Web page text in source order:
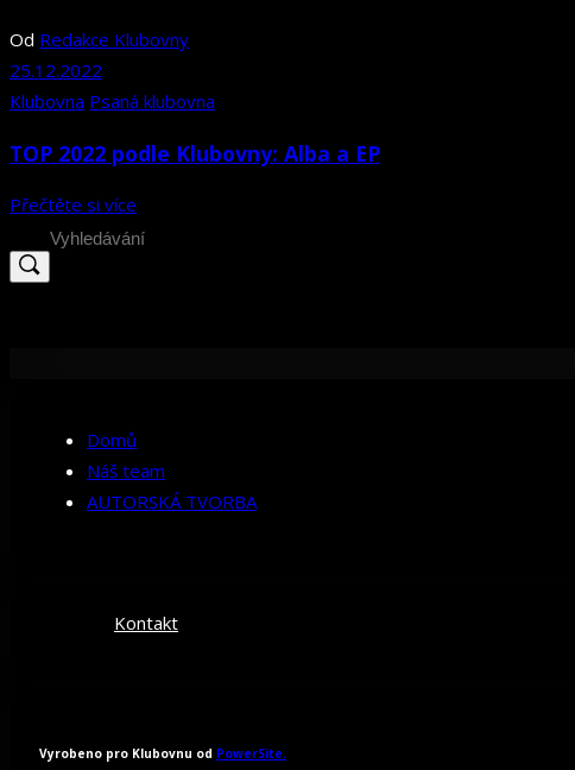
Od Redakce Klubovny
25.12.2022
Klubovna Psaná klubovna
TOP 2022 podle Klubovny: Alba a EP
Přečtěte si více
Search
for:
Domů
Náš team
AUTORSKÁ TVORBA
Kontakt
Vyrobeno pro Klubovnu od PowerSite.